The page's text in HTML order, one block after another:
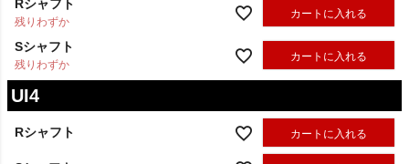
Rシャフト
残りわずか
カートに入れる
Sシャフト
残りわずか
カートに入れる
UI4
Rシャフト カートに入れる